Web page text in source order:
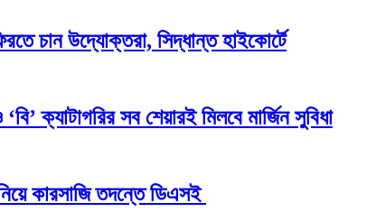
চান উদ্যোক্তরা, সিদ্ধান্ত হাইকোর্টে
ক্যাটাগরির সব শেয়ারই মিলবে মার্জিন সুবিধা
কারসাজি তদন্তে ডিএসই